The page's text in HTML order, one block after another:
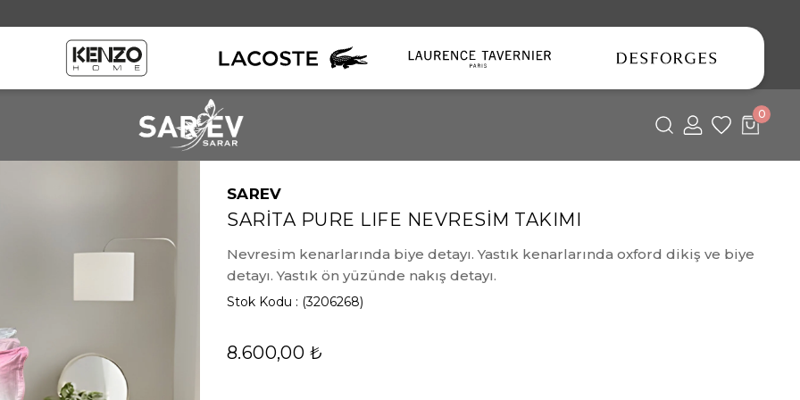
0
SAREV
SARİTA PURE LIFE NEVRESİM TAKIMI
Nevresim kenarlarında biye detayı. Yastık kenarlarında oxford dikiş ve biye
detayı. Yastık ön yüzünde nakış detayı.
Stok Kodu (3206268)
8.600,00 ₺